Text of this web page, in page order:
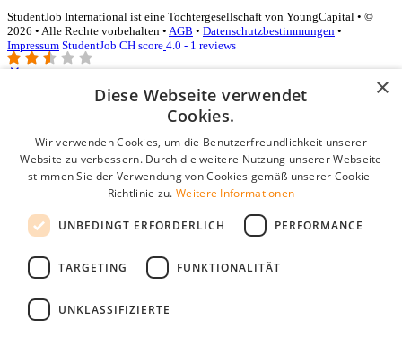
StudentJob International ist eine Tochtergesellschaft von YoungCapital • ©
2026 • Alle Rechte vorbehalten • AGB • Datenschutzbestimmungen •
Impressum StudentJob CH score 4.0 - 1 reviews
Login für Unternehmen
E-Mail*
Passwort
Angemeldet bleiben
Passwort vergessen?
Kostenloses Unternehmensprofil
Wenn Sie sich registriert haben, können Sie ein Unternehmensprofil
×
Diese Webseite verwendet
Cookies.
Wir verwenden Cookies, um die Benutzerfreundlichkeit unserer
Website zu verbessern. Durch die weitere Nutzung unserer Webseite
stimmen Sie der Verwendung von Cookies gemäß unserer Cookie-
Richtlinie zu. Weitere Informationen
UNBEDINGT ERFORDERLICH PERFORMANCE
TARGETING FUNKTIONALITÄT
UNKLASSIFIZIERTE